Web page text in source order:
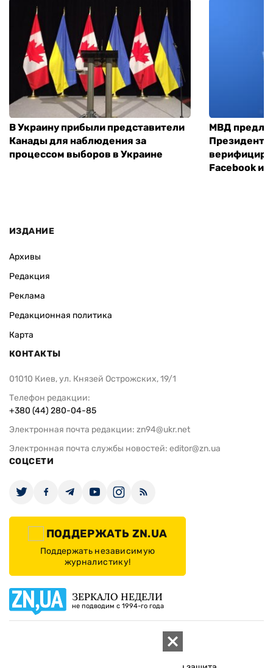
В Украину прибыли представители
Канады для наблюдения за
процессом выборов в Украине
МВД
Facebook и
ИЗДАНИЕ
Архивы
Редакция
Реклама
Редакционная политика
Карта
КОНТАКТЫ
01010 Киев, ул. Князей Острожских, 19/1
Телефон редакции:
+380 (44) 280-04-85
Электронная почта редакции: zn94@ukr.net
Электронная почта службы новостей: editor@zn.ua
СОЦСЕТИ
ПОДДЕРЖАТЬ ZN.UA
Поддержать независимую
журналистику!
ЗЕРКАЛО НЕДЕЛИ
не подводим с 1994-го года